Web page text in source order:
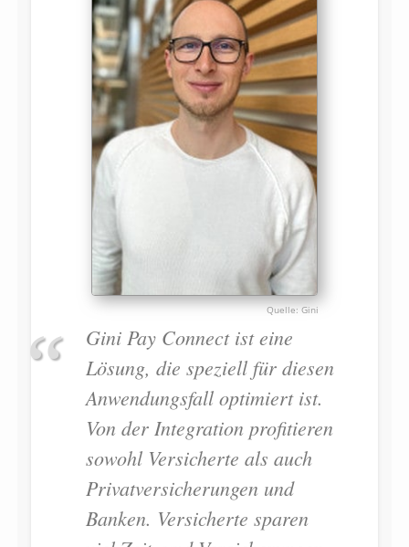
Gini
Gini Pay Connect ist eine
Lösung, die speziell für diesen
Anwendungsfall optimiert ist.
Von der Integration profitieren
sowohl Versicherte als auch
Privatversicherungen und
Banken. Versicherte sparen